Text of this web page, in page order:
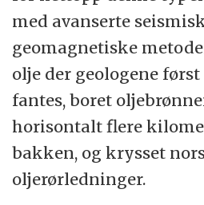
med avanserte
geomagnetiske
olje der geologene
fantes, boret
horisontalt flere
bakken, og krysset
oljerørledninger.